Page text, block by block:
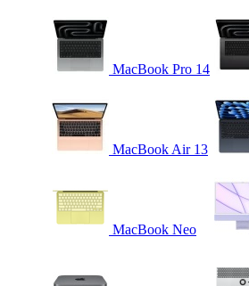
MacBook Pro 14
MacBook Air 13
MacBook Neo